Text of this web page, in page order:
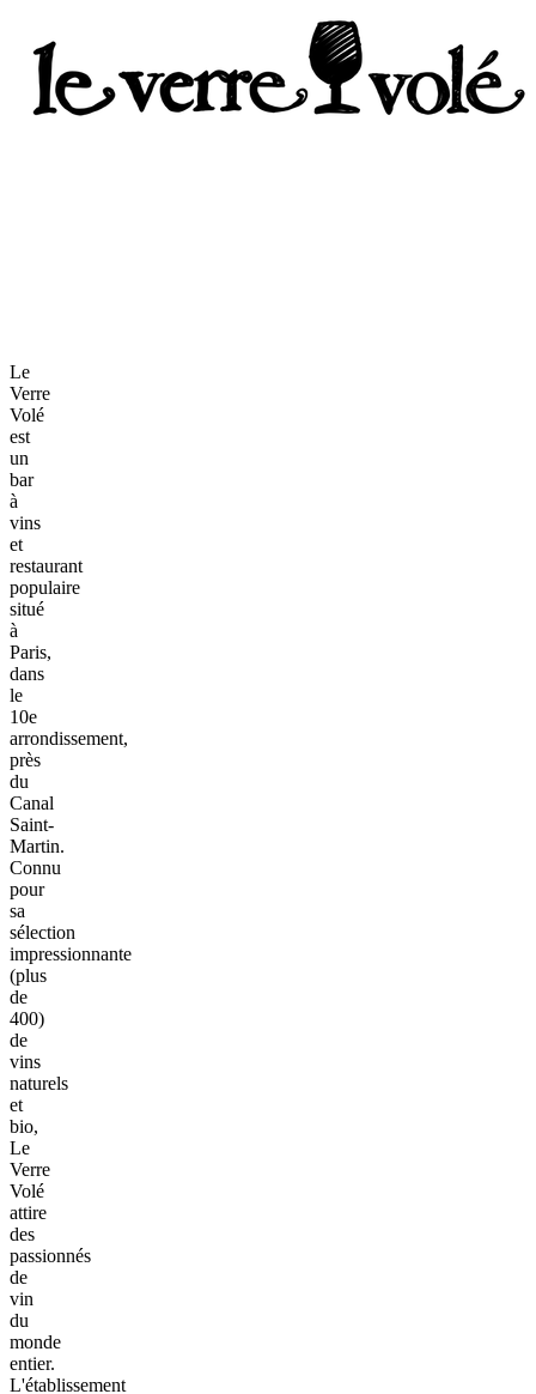
Le
Verre
Volé
est
un
bar
à
vins
et
restaurant
populaire
situé
à
Paris,
dans
le
10e
arrondissement,
près
du
Canal
Saint-
Martin.
Connu
pour
sa
sélection
impressionnante
(plus
de
400)
de
vins
naturels
et
bio,
Le
Verre
Volé
attire
des
passionnés
de
vin
du
monde
entier.
L'établissement